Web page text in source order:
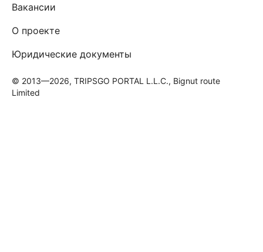
Вакансии
О проекте
Юридические документы
© 2013—2026, TRIPSGO PORTAL L.L.C., Bignut route
Limited